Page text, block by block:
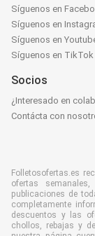
Síguenos en
Síguenos en
Síguenos en
Síguenos en TikTok
Socios
¿Interesado en
Contácta con
Folletosofertas.es
ofertas
publicaciones de
completamente
descuentos y las
chollos, rebajas y